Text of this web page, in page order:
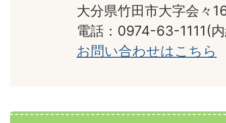
大分県竹田市大字会々
電話：0974-63-1111(
お問い合わせはこちら